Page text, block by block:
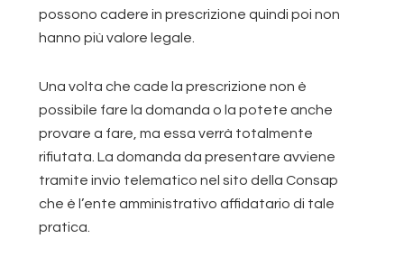
possono cadere in prescrizione quindi poi non
hanno più valore legale.
Una volta che cade la prescrizione non è
possibile fare la domanda o la potete anche
provare a fare, ma essa verrà totalmente
rifiutata. La domanda da presentare avviene
tramite invio telematico nel sito della Consap
che è l’ente amministrativo affidatario di tale
pratica.